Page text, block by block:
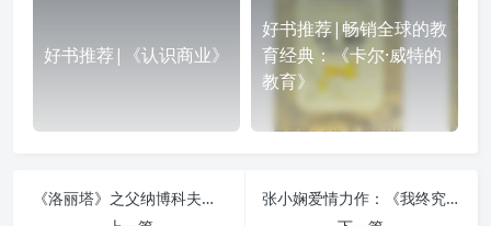
好书推荐|《认识商业》
好书推荐|畅销全球的教
育经典：《卡尔·威特的
教育》
《洛丽塔》之父纳博科夫诗意作品:《爱达或爱欲》
张小娴爱情力作：《我终究是爱你的》